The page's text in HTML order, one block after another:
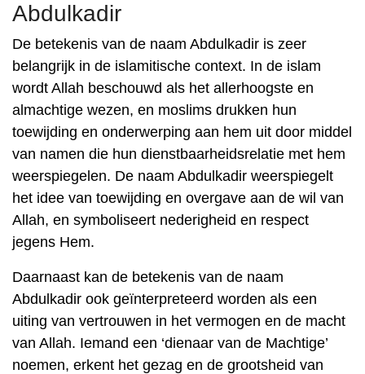
Abdulkadir
De betekenis van de naam Abdulkadir is zeer
belangrijk in de islamitische context. In de islam
wordt Allah beschouwd als het allerhoogste en
almachtige wezen, en moslims drukken hun
toewijding en onderwerping aan hem uit door middel
van namen die hun dienstbaarheidsrelatie met hem
weerspiegelen. De naam Abdulkadir weerspiegelt
het idee van toewijding en overgave aan de wil van
Allah, en symboliseert nederigheid en respect
jegens Hem.
Daarnaast kan de betekenis van de naam
Abdulkadir ook geïnterpreteerd worden als een
uiting van vertrouwen in het vermogen en de macht
van Allah. Iemand een ‘dienaar van de Machtige’
noemen, erkent het gezag en de grootsheid van